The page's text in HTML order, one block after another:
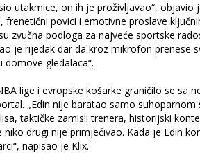
utakmice, on ih je proživljavao“, objavio
frenetični povici i emotivne proslave
zvučna podloga za najveće sportske
je rijedak dar da kroz mikrofon prenese
gledalaca“.
lige i evropske košarke graničilo se sa
„Edin nije baratao samo suhoparnom
taktičke zamisli trenera, historijski
drugi nije primjećivao. Kada je Edin
napisao je Klix.